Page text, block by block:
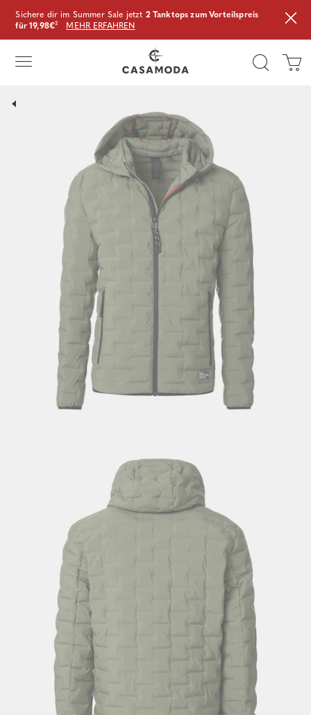
Sichere dir im Summer Sale jetzt 2 Tanktops zum Vorteilspreis
für 19,98€² MEHR ERFAHREN